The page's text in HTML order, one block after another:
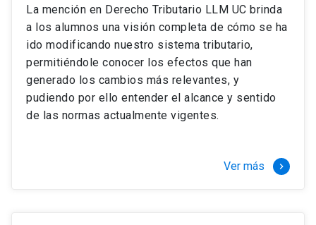
completamente a la actividad de graduación de
diciembre a marzo.
2 cursos mínimos (10 créditos) Primer
semestre
+ 5 cursos a elección (50 créditos) Primer
semestre
+ 4 cursos a elección (40 créditos)
tres meses a tiempo completo (20
La mención en Derecho Tributario LLM UC brinda
a los alumnos una visión completa de cómo se ha
ido modificando nuestro sistema tributario,
permitiéndole conocer los efectos que han
generado los cambios más relevantes, y
pudiendo por ello entender el alcance y sentido
de las normas actualmente vigentes.
Ver más keyboard_arrow_right